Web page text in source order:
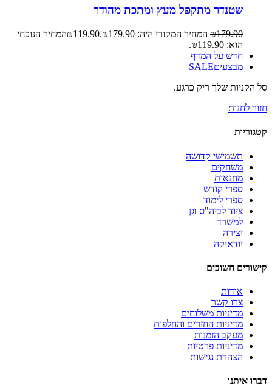
שטנדר מתקפל מעץ ומתכת מהודר
₪179.90 המחיר המקורי היה: ₪179.90. ₪119.90
המחיר הנוכחי
הוא: ₪119.90.
חדש על המדף
מבצעיםSALE
סל הקניות שלך ריק כרגע.
חזור לחנות
קטגוריות
תשמישי קדושה
משחקים
מחנאות
ספרי קודש
ספרי לימוד
ציוד לביה"ס וגן
למשרד
יצירה
יודאיקה
קישורים חשובים
אודות
צרו קשר
מדיניות משלוחים
מדיניות החזרים והחלפות
מעקב הזמנות
מדיניות פרטיות
הצהרת נגישות
דברו איתנו